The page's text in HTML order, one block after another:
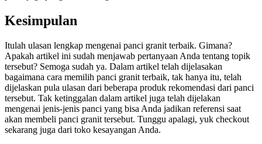
Kesimpulan
Itulah ulasan lengkap mengenai panci granit terbaik. Gimana?
Apakah artikel ini sudah menjawab pertanyaan Anda tentang topik
tersebut? Semoga sudah ya. Dalam artikel telah dijelasakan
bagaimana cara memilih panci granit terbaik, tak hanya itu, telah
dijelaskan pula ulasan dari beberapa produk rekomendasi dari panci
tersebut. Tak ketinggalan dalam artikel juga telah dijelakan
mengenai jenis-jenis panci yang bisa Anda jadikan referensi saat
akan membeli panci granit tersebut. Tunggu apalagi, yuk checkout
sekarang juga dari toko kesayangan Anda.